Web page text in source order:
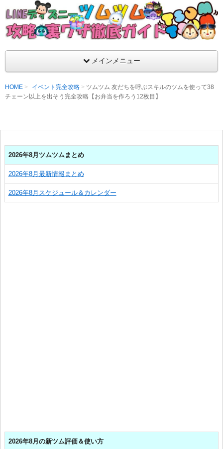
LINEディズニー ツムツム攻略・裏ワザ徹底
支持率No1！痒いところに手が届くツムツム攻略サイト！新ツ
ラ評価も丁寧に解説！ツムツムを120％楽しめるサイトを目指し
メインメニュー
HOME イベント完全攻略
ツムツム 友だちを呼ぶスキルのツムを使って38
チェーン以上を出そう完全攻略【お弁当を作ろう12枚目】
2026年8月ツムツムまとめ
2026年8月最新情報まとめ
2026年8月スケジュール＆カレンダー
2026年8月の新ツム評価＆使い方